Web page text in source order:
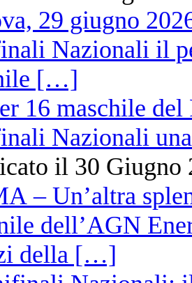
16 maschile
Nazionali
il 30 Giugno